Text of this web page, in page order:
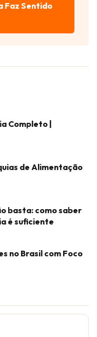
Faz Sentido
Completo |
de Alimentação
basta: como saber
é suficiente
no Brasil com Foco